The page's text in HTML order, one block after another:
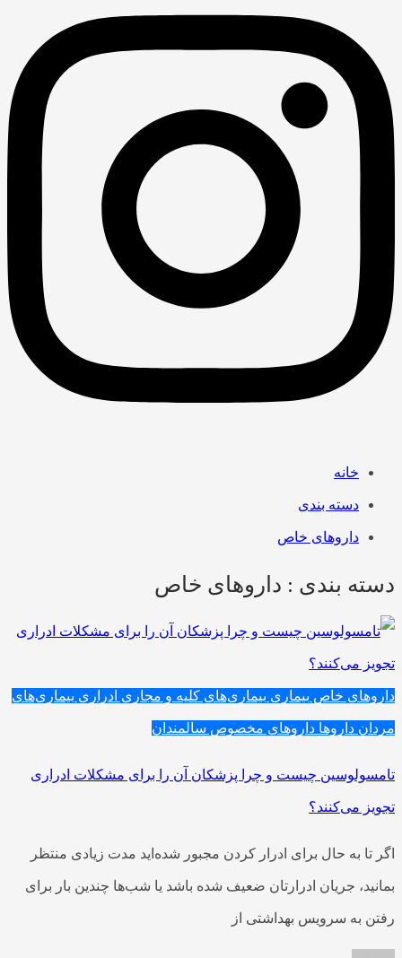
خانه
دسته بندی
داروهای خاص
دسته بندی : داروهای خاص
داروهای خاص بیماری بیماری‌های کلیه و مجاری ادراری بیماری‌های
مردان داروها داروهای مخصوص سالمندان
تامسولوسین چیست و چرا پزشکان آن را برای مشکلات ادراری
تجویز می‌کنند؟
اگر تا به حال برای ادرار کردن مجبور شده‌اید مدت زیادی منتظر
بمانید، جریان ادرارتان ضعیف شده باشد یا شب‌ها چندین بار برای
رفتن به سرویس بهداشتی از